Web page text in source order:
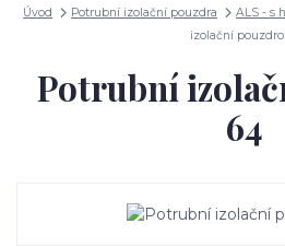
Úvod Potrubní izolační pouzdra ALS - s
izolační pouzdro
Potrubní
64